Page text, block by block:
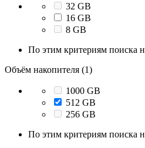
32 GB
16 GB
8 GB
По этим критериям поиска
Объём накопителя (1)
1000 GB
512 GB
256 GB
По этим критериям поиска